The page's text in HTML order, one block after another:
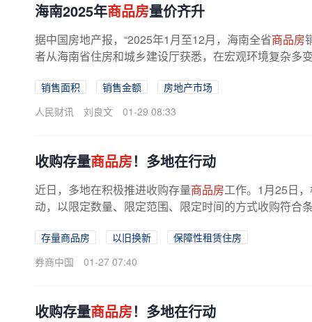
海南2025年商品房量价齐升
据中国房地产报，“2025年1月至12月，海南全省商品房
者从海南省住房和城乡建设厅获悉，在宏观环境复杂多
销售面积 销售金额
房地产市场
人民财讯
刘良文 01-29 08:33
收购存量商品房！多地在行动
近日，多地在积极推进收购存量商品房工作。1月25日
动，以限定数量、限定范围、限定时间的方式收购符合
存量商品房 以旧换新
保障性租赁住房
券商中国
01-27 07:40
收购存量商品房！多地在行动